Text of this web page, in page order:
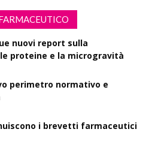
nuovi report sulla
proteine e la microgravità
perimetro normativo e
i brevetti farmaceutici